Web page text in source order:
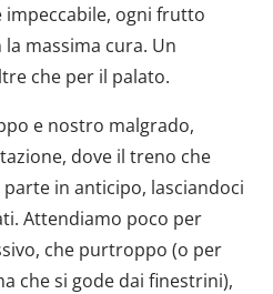
ogni frutto
massima cura. Un
che per il palato.
e nostro malgrado,
dove il treno che
in anticipo, lasciandoci
Attendiamo poco per
che purtroppo (o per
che si gode dai finestrini),